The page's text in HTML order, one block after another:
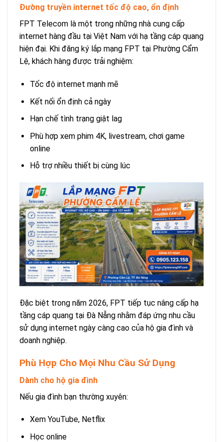
Đường truyền internet tốc độ cao, ổn định
FPT Telecom là một trong những nhà cung cấp
internet hàng đầu tại Việt Nam với hạ tầng cáp quang
hiện đại. Khi đăng ký lắp mạng FPT tại Phường Cẩm
Lệ, khách hàng được trải nghiệm:
Tốc độ internet mạnh mẽ
Kết nối ổn định cả ngày
Hạn chế tình trạng giật lag
Phù hợp xem phim 4K, livestream, chơi game
online
Hỗ trợ nhiều thiết bị cùng lúc
Đặc biệt trong năm 2026, FPT tiếp tục nâng cấp hạ
tầng cáp quang tại Đà Nẵng nhằm đáp ứng nhu cầu
sử dụng internet ngày càng cao của hộ gia đình và
doanh nghiệp.
Phù Hợp Cho Mọi Nhu Cầu Sử Dụng
Dành cho hộ gia đình
Nếu gia đình bạn thường xuyên:
Xem YouTube, Netflix
Học online